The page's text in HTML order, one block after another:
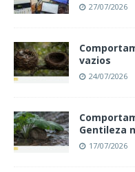
27/07/2026
vazios
24/07/2026
Gentileza
17/07/2026